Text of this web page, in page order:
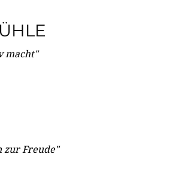
macht"
zur Freude"